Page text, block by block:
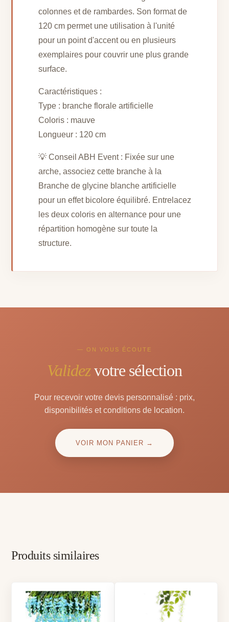
colonnes et de rambardes. Son format de
120 cm permet une utilisation à l'unité
pour un point d'accent ou en plusieurs
exemplaires pour couvrir une plus grande
surface.
Caractéristiques :
Type : branche florale artificielle
Coloris : mauve
Longueur : 120 cm
💡 Conseil ABH Event : Fixée sur une
arche, associez cette branche à la
Branche de glycine blanche artificielle
pour un effet bicolore équilibré. Entrelacez
les deux coloris en alternance pour une
répartition homogène sur toute la
structure.
— ON VOUS ÉCOUTE
Validezvotre sélection
Pour recevoir votre devis personnalisé : prix,
disponibilités et conditions de location.
VOIR MON PANIER →
Produits similaires